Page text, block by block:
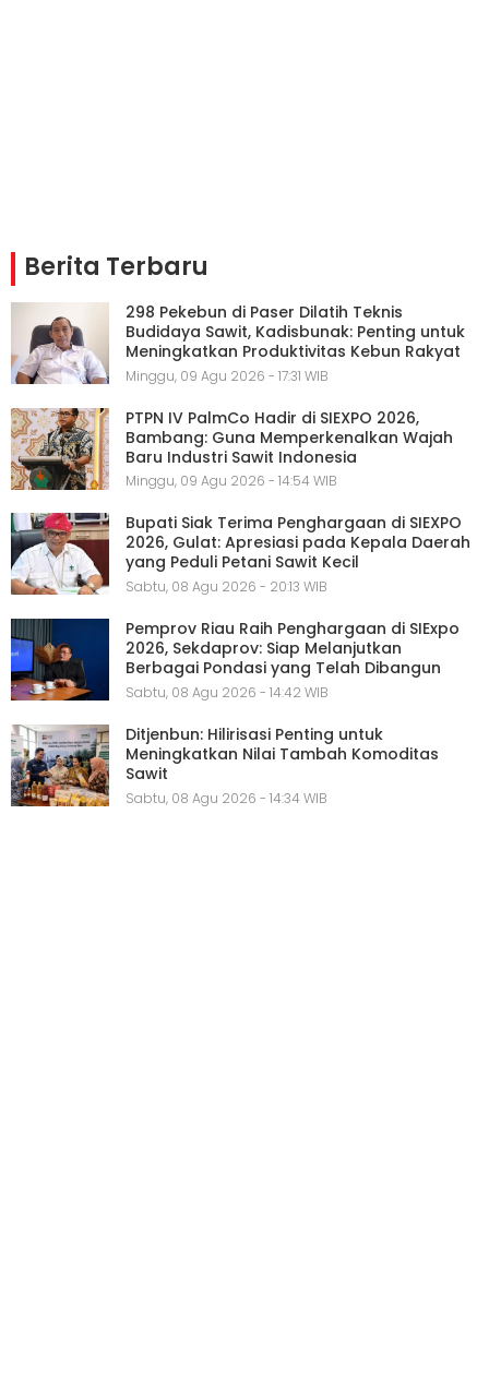
Berita Terbaru
298 Pekebun di Paser Dilatih Teknis
Budidaya Sawit, Kadisbunak: Penting untuk
Meningkatkan Produktivitas Kebun Rakyat
Minggu, 09 Agu 2026 - 17:31 WIB
PTPN IV PalmCo Hadir di SIEXPO 2026,
Bambang: Guna Memperkenalkan Wajah
Baru Industri Sawit Indonesia
Minggu, 09 Agu 2026 - 14:54 WIB
Bupati Siak Terima Penghargaan di SIEXPO
2026, Gulat: Apresiasi pada Kepala Daerah
yang Peduli Petani Sawit Kecil
Sabtu, 08 Agu 2026 - 20:13 WIB
Pemprov Riau Raih Penghargaan di SIExpo
2026, Sekdaprov: Siap Melanjutkan
Berbagai Pondasi yang Telah Dibangun
Sabtu, 08 Agu 2026 - 14:42 WIB
Ditjenbun: Hilirisasi Penting untuk
Meningkatkan Nilai Tambah Komoditas
Sawit
Sabtu, 08 Agu 2026 - 14:34 WIB